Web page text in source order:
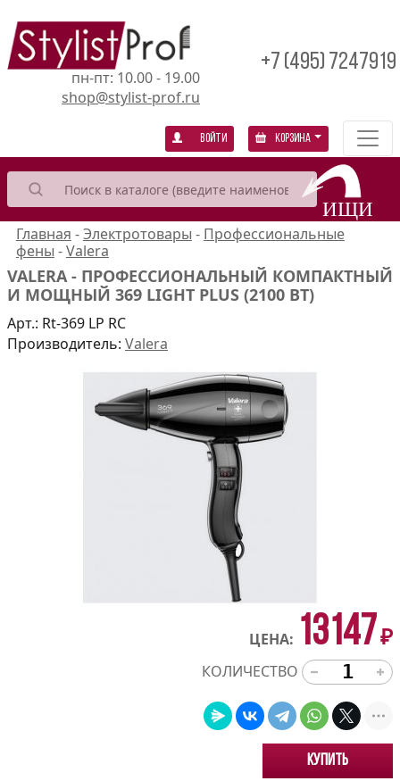
пн-пт: 10.00 - 19.00
shop@stylist-prof.ru
+7 (495) 7247919
Войти Корзина
Главная -Электротовары - Профессиональные
фены -Valera
VALERA - ПРОФЕССИОНАЛЬНЫЙ КОМПАКТНЫЙ
И МОЩНЫЙ 369 LIGHT PLUS (2100 ВТ)
Арт.: Rt-369 LP RC
Производитель: Valera
ЦЕНА: 13147₽
КОЛИЧЕСТВО
Купить